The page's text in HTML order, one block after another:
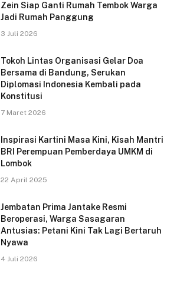
Zein Siap Ganti Rumah Tembok Warga
Jadi Rumah Panggung
3 Juli 2026
Tokoh Lintas Organisasi Gelar Doa
Bersama di Bandung, Serukan
Diplomasi Indonesia Kembali pada
Konstitusi
7 Maret 2026
Inspirasi Kartini Masa Kini, Kisah Mantri
BRI Perempuan Pemberdaya UMKM di
Lombok
22 April 2025
Jembatan Prima Jantake Resmi
Beroperasi, Warga Sasagaran
Antusias: Petani Kini Tak Lagi Bertaruh
Nyawa
4 Juli 2026